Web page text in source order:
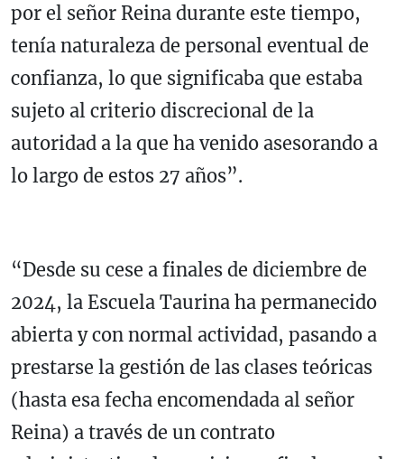
por el señor Reina durante este tiempo,
tenía naturaleza de personal eventual de
confianza, lo que significaba que estaba
sujeto al criterio discrecional de la
autoridad a la que ha venido asesorando a
lo largo de estos 27 años”.
“Desde su cese a finales de diciembre de
2024, la Escuela Taurina ha permanecido
abierta y con normal actividad, pasando a
prestarse la gestión de las clases teóricas
(hasta esa fecha encomendada al señor
Reina) a través de un contrato